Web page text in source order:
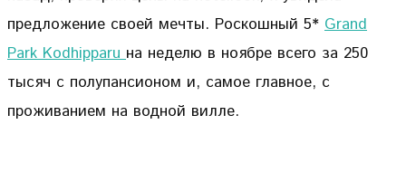
предложение своей мечты. Роскошный 5* Grand
Park Kodhipparuна неделю в ноябре всего за 250
тысяч с полупансионом и, самое главное, с
проживанием на водной вилле.